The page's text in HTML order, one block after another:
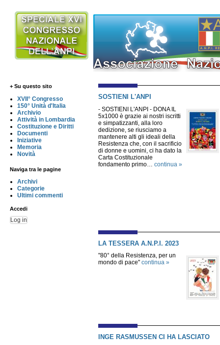
+ Su questo sito
XVII° Congresso
150° Unità d'Italia
Archivio
Attività in Lombardia
Costituzione e Diritti
Documenti
Iniziative
Memoria
Novità
Naviga tra le pagine
Archivi
Categorie
Ultimi commenti
Accedi
Log in
SOSTIENI L'ANPI
- SOSTIENI L'ANPI - DONA IL
5x1000 è grazie ai nostri iscritti
e simpatizzanti, alla loro
dedizione, se riusciamo a
mantenere alti gli ideali della
Resistenza che, con il sacrificio
di donne e uomini, ci ha dato la
Carta Costituzionale
fondamento primo… continua »
LA TESSERA A.N.P.I. 2023
"80° della Resistenza, per un
mondo di pace" continua »
INGE RASMUSSEN CI HA LASCIATO